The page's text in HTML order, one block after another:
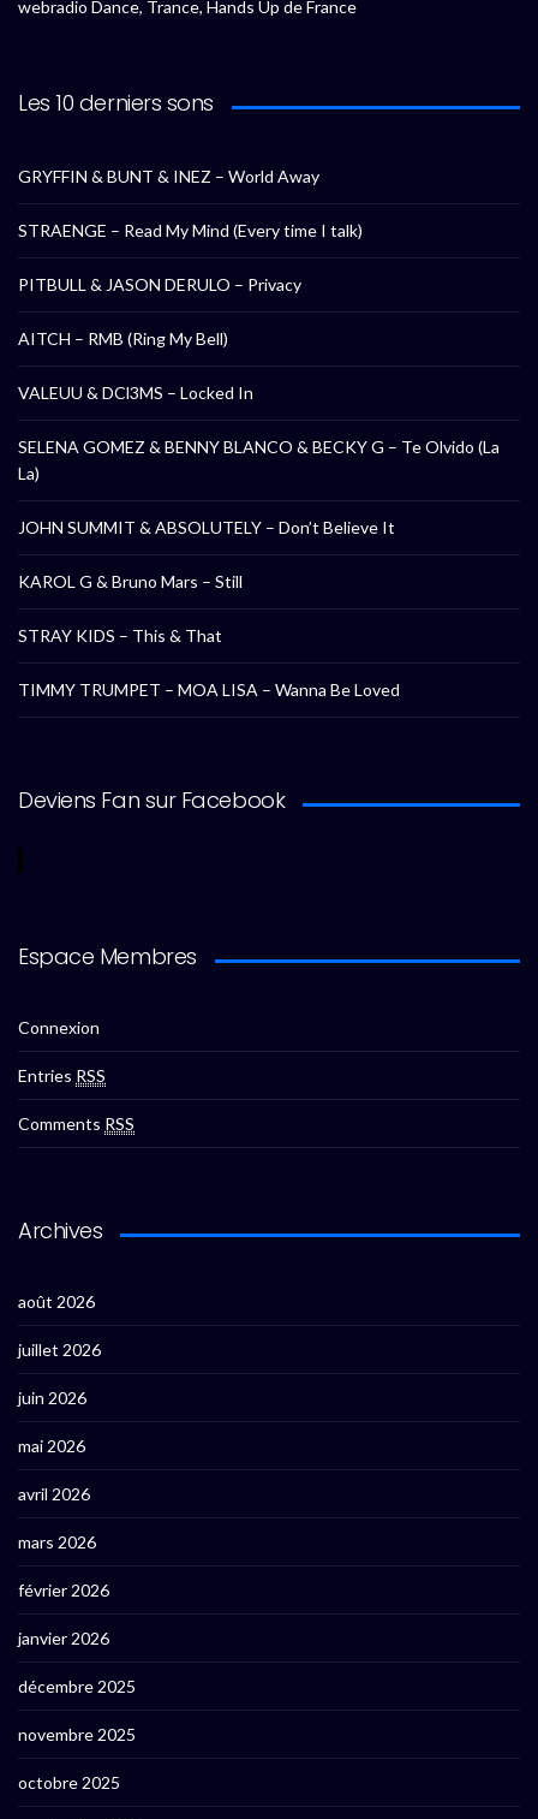
webradio Dance, Trance, Hands Up de France
Les 10 derniers sons
GRYFFIN & BUNT & INEZ – World Away
STRAENGE – Read My Mind (Every time I talk)
PITBULL & JASON DERULO – Privacy
AITCH – RMB (Ring My Bell)
VALEUU & DCl3MS – Locked In
SELENA GOMEZ & BENNY BLANCO & BECKY G – Te Olvido (La
La)
JOHN SUMMIT & ABSOLUTELY – Don’t Believe It
KAROL G & Bruno Mars – Still
STRAY KIDS – This & That
TIMMY TRUMPET – MOA LISA – Wanna Be Loved
Deviens Fan sur Facebook
Espace Membres
Connexion
Entries RSS
Comments RSS
Archives
août 2026
juillet 2026
juin 2026
mai 2026
avril 2026
mars 2026
février 2026
janvier 2026
décembre 2025
novembre 2025
octobre 2025